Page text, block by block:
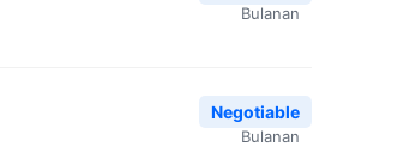
Bulanan
Negotiable
Bulanan